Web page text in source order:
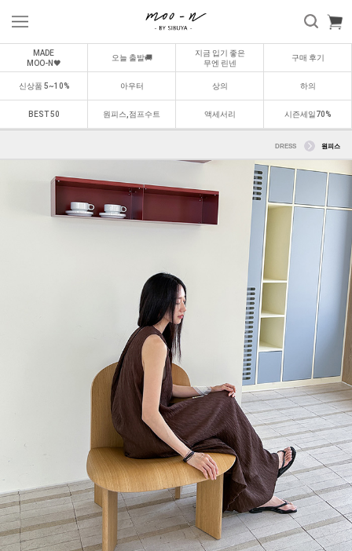
MADE
MOO-N🖤
오늘 출발🚚
지금 입기 좋은
무엔 린넨
구매 후기
신상품 5~10% 아우터 상의 하의
BEST 50 원피스,점프수트 액세서리 시즌세일70%
DRESS 원피스